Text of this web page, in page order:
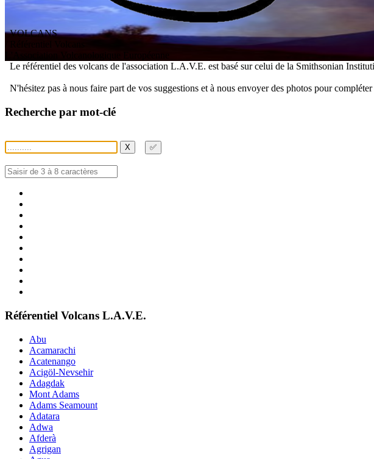
VOLCANS
olcanologique
Le référentiel des volcans de l'association L.A.V.E. est basé sur celui de la Smithsonian
N'hésitez pas à nous faire part de vos suggestions et à nous envoyer des photos pour
Recherche par mot-clé
X ✅
Référentiel Volcans L.A.V.E.
Abu
Acamarachi
Acatenango
Acigöl-Nevsehir
Adagdak
Mont Adams
Adams Seamount
Adatara
Adwa
Afderà
Agrigan